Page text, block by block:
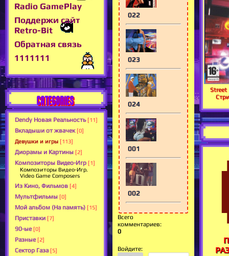
Radio GamePlay
Поддержи сайт
Retro-Bit
Обратная связь
1111111
CATEGORIES
Dendy Новая Реальность [11]
Вкладыши от жвачек [0]
Девушки и игры [113]
Диорамы и Картины [2]
Композиторы Видео-Игр [1]
Композиторы Видео-Игр.
Video Game Composers
Из Кино, Фильмов [4]
Мультфильмы [0]
Мой альбом (На память) [15]
Приставки [7]
90-ые [0]
Разные [2]
Сектор Газа [5]
022
023
024
001
002
Всего
комментариев:
0
Войдите:
Street